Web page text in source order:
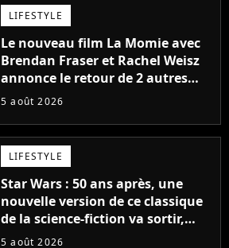
LIFESTYLE
Le nouveau film La Momie avec
Brendan Fraser et Rachel Weisz
annonce le retour de 2 autres
personnages emblématiques de
5 août 2026
LIFESTYLE
Star Wars : 50 ans après, une
nouvelle version de ce classique
de la science-fiction va sortir,
mais on ne la verra jamais en
5 août 2026